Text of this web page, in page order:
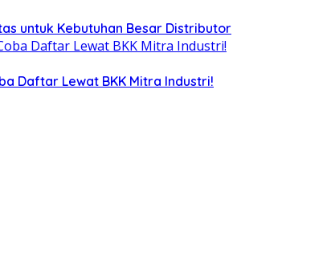
untuk Kebutuhan Besar Distributor
Daftar Lewat BKK Mitra Industri!